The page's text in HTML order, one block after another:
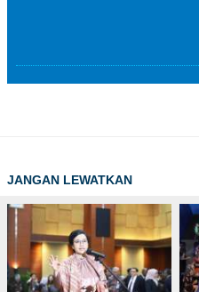
JANGAN LEWATKAN